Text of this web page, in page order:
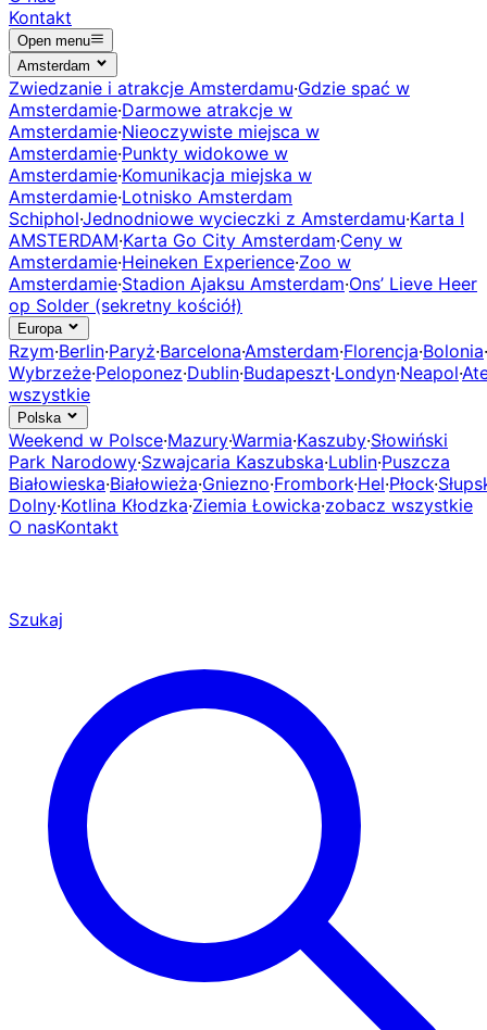
Kontakt
Open menu
Amsterdam
Zwiedzanie i atrakcje Amsterdamu·Gdzie spać w
Amsterdamie·Darmowe atrakcje w
Amsterdamie·Nieoczywiste miejsca w
Amsterdamie·Punkty widokowe w
Amsterdamie·Komunikacja miejska w
Amsterdamie·Lotnisko Amsterdam
Schiphol·Jednodniowe wycieczki z Amsterdamu·Karta I
AMSTERDAM·Karta Go City Amsterdam·Ceny w
Amsterdamie·Heineken Experience·Zoo w
Amsterdamie·Stadion Ajaksu Amsterdam·Ons’ Lieve Heer
op Solder (sekretny kościół)
Europa
Rzym·Berlin·Paryż·Barcelona·Amsterdam·Florencja·Bolonia·
Wybrzeże·Peloponez·Dublin·Budapeszt·Londyn·Neapol·
wszystkie
Polska
Weekend w Polsce·Mazury·Warmia·Kaszuby·Słowiński
Park Narodowy·Szwajcaria Kaszubska·Lublin·Puszcza
Białowieska·Białowieża·Gniezno·Frombork·Hel·Płock·
Dolny·Kotlina Kłodzka·Ziemia Łowicka·zobacz wszystkie
O nasKontakt
Szukaj